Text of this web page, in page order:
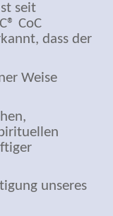
seit
CoC
dass der
Weise
unseres